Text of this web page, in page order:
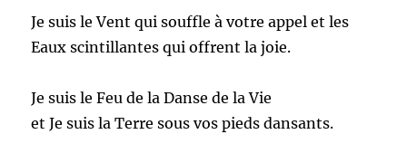
Je suis le Vent qui souffle à votre appel et les
Eaux scintillantes qui offrent la joie.
Je suis le Feu de la Danse de la Vie
et Je suis la Terre sous vos pieds dansants.